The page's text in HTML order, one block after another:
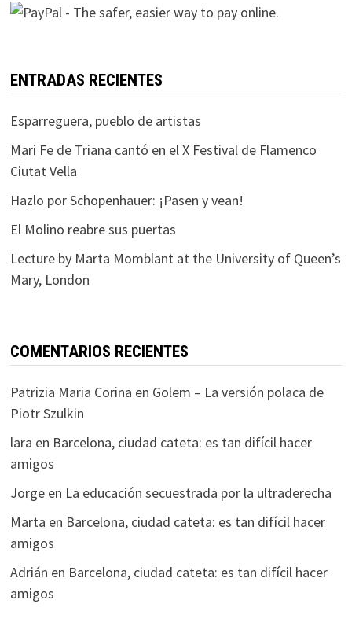
ENTRADAS RECIENTES
Esparreguera, pueblo de artistas
Mari Fe de Triana cantó en el X Festival de Flamenco
Ciutat Vella
Hazlo por Schopenhauer: ¡Pasen y vean!
El Molino reabre sus puertas
Lecture by Marta Momblant at the University of Queen’s
Mary, London
COMENTARIOS RECIENTES
Patrizia Maria Corina en Golem – La versión polaca de
Piotr Szulkin
lara en Barcelona, ciudad cateta: es tan difícil hacer
amigos
Jorgeen La educación secuestrada por la ultraderecha
Marta en Barcelona, ciudad cateta: es tan difícil hacer
amigos
Adrián en Barcelona, ciudad cateta: es tan difícil hacer
amigos